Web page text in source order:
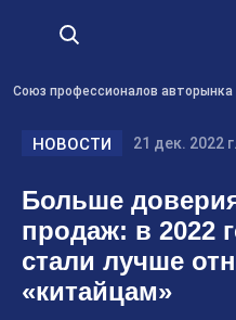
Союз профессионалов авторынка
НОВОСТИ 21 дек. 2022 г.
Больше
продаж: в 2022
стали лучше
«китайцам»